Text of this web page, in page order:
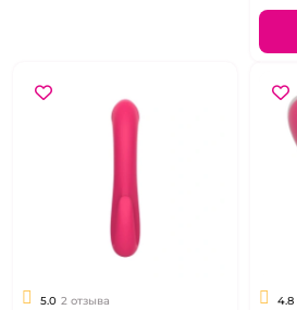
5.0 2 отзыва 4.8